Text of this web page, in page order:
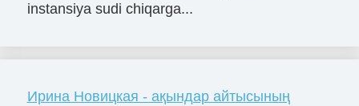
instansiya sudi chiqarga...
Ирина Новицкая - ақындар айтысының